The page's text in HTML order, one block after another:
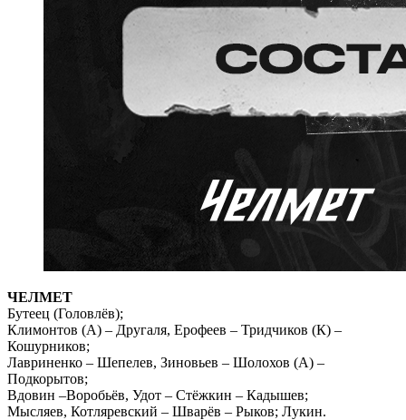
ЧЕЛМЕТ
Бутеец (Головлёв);
Климонтов (А) – Другаля, Ерофеев – Тридчиков (К) –
Кошурников;
Лавриненко – Шепелев, Зиновьев – Шолохов (А) –
Подкорытов;
Вдовин –Воробьёв, Удот – Стёжкин – Кадышев;
Мысляев, Котляревский – Шварёв – Рыков; Лукин.